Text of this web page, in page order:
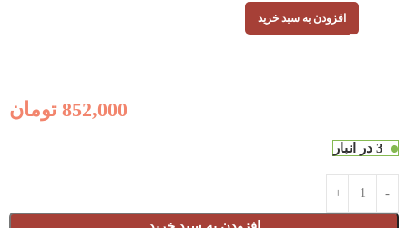
افزودن به سبد خرید
852,000 تومان
3 در انبار